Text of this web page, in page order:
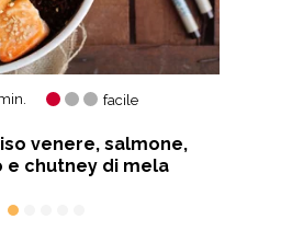
facile
venere, salmone,
e chutney di mela